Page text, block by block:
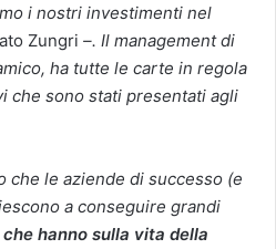
i nostri investimenti nel
Zungri –. Il management di
ha tutte le carte in regola
che sono stati presentati agli
che le aziende di successo (e
a conseguire grandi
hanno sulla vita della